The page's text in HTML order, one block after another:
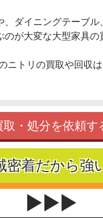
、ダイニングテーブル
のが大変な大型家具の
ニトリの買取や回収
取・処分を依頼す
密着だから強
▶▶▶